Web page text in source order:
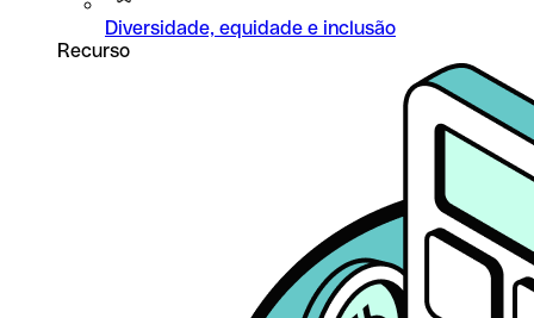
Diversidade, equidade e inclusão
Recurso